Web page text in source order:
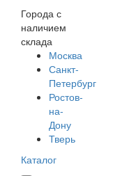
Города с
наличием
склада
Москва
Санкт-
Петербург
Ростов-
на-
Дону
Тверь
Каталог